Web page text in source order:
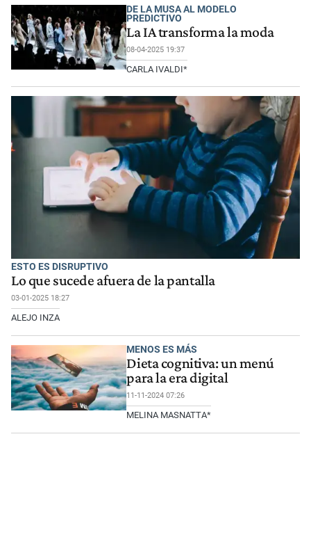
DE LA MUSA AL MODELO
PREDICTIVO
La IA transforma la moda
08-04-2025 19:37
CARLA IVALDI*
ESTO ES DISRUPTIVO
Lo que sucede afuera de la pantalla
03-01-2025 18:27
ALEJO INZA
MENOS ES MÁS
Dieta cognitiva: un menú
para la era digital
11-11-2024 07:26
MELINA MASNATTA*